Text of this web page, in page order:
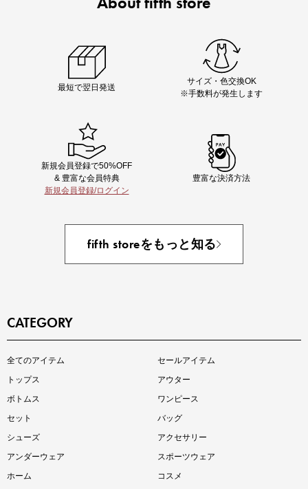
即戦力アイテム続々対象
最短で翌日発送
サイズ・色交換OK
※手数料が発生します
新規会員登録で50%OFF
& 豊富な会員特典
新規会員登録/ログイン
豊富な決済方法
fifth storeをもっと知る
CATEGORY
全てのアイテム
セールアイテム
トップス
アウター
ボトムス
ワンピース
セット
バッグ
シューズ
アクセサリー
アンダーウェア
スポーツウェア
ホーム
コスメ